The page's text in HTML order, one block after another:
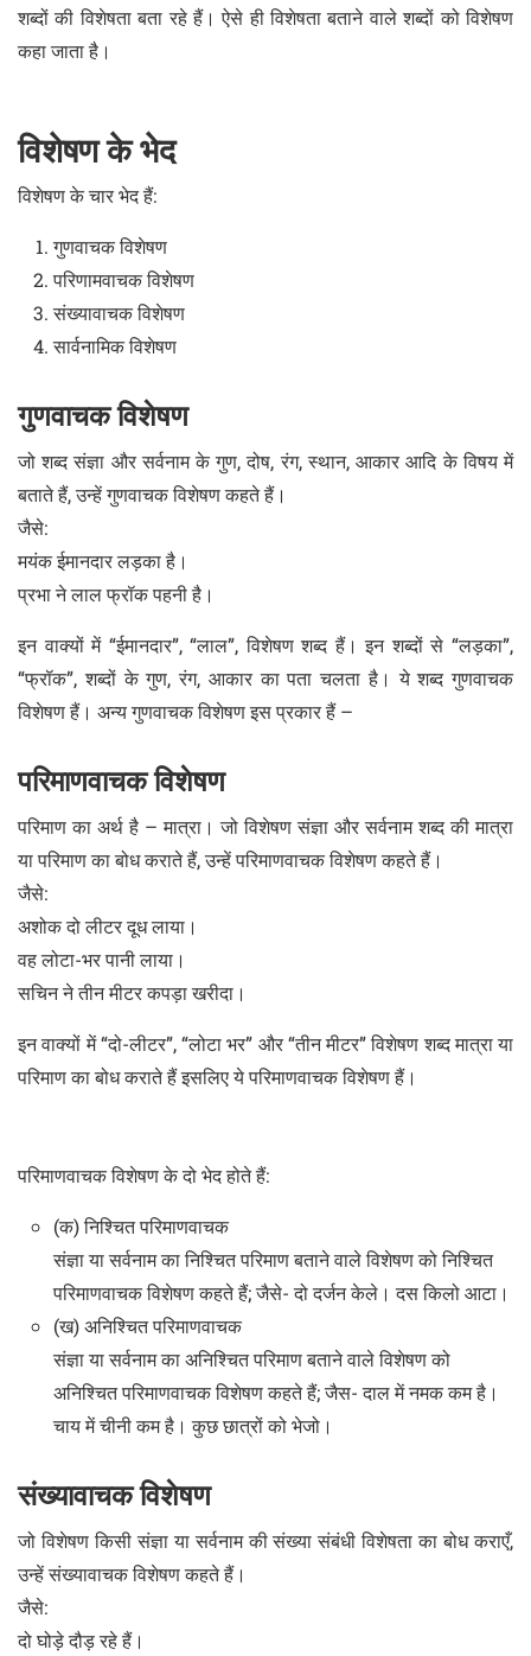
शब्दों की विशेषता बता रहे हैं। ऐसे ही विशेषता बताने वाले शब्दों को विशेषण
कहा जाता है।
विशेषण के भेद
विशेषण के चार भेद हैं:
गुणवाचक विशेषण
परिणामवाचक विशेषण
संख्यावाचक विशेषण
सार्वनामिक विशेषण
गुणवाचक विशेषण
जो शब्द संज्ञा और सर्वनाम के गुण, दोष, रंग, स्थान, आकार आदि के विषय में
बताते हैं, उन्हें गुणवाचक विशेषण कहते हैं।
जैसे:
मयंक ईमानदार लड़का है।
प्रभा ने लाल फ्रॉक पहनी है।
इन वाक्यों में “ईमानदार”, “लाल”, विशेषण शब्द हैं। इन शब्दों से “लड़का”,
“फ्रॉक”, शब्दों के गुण, रंग, आकार का पता चलता है। ये शब्द गुणवाचक
विशेषण हैं। अन्य गुणवाचक विशेषण इस प्रकार हैं –
परिमाणवाचक विशेषण
परिमाण का अर्थ है – मात्रा। जो विशेषण संज्ञा और सर्वनाम शब्द की मात्रा
या परिमाण का बोध कराते हैं, उन्हें परिमाणवाचक विशेषण कहते हैं।
जैसे:
अशोक दो लीटर दूध लाया।
वह लोटा-भर पानी लाया।
सचिन ने तीन मीटर कपड़ा खरीदा।
इन वाक्यों में “दो-लीटर”, “लोटा भर” और “तीन मीटर” विशेषण शब्द मात्रा या
परिमाण का बोध कराते हैं इसलिए ये परिमाणवाचक विशेषण हैं।
परिमाणवाचक विशेषण के दो भेद होते हैं:
(क) निश्चित परिमाणवाचक
संज्ञा या सर्वनाम का निश्चित परिमाण बताने वाले विशेषण को निश्चित
परिमाणवाचक विशेषण कहते हैं; जैसे- दो दर्जन केले। दस किलो आटा।
(ख) अनिश्चित परिमाणवाचक
संज्ञा या सर्वनाम का अनिश्चित परिमाण बताने वाले विशेषण को
अनिश्चित परिमाणवाचक विशेषण कहते हैं; जैस- दाल में नमक कम है।
चाय में चीनी कम है। कुछ छात्रों को भेजो।
संख्यावाचक विशेषण
जो विशेषण किसी संज्ञा या सर्वनाम की संख्या संबंधी विशेषता का बोध कराएँ,
उन्हें संख्यावाचक विशेषण कहते हैं।
जैसे:
दो घोड़े दौड़ रहे हैं।